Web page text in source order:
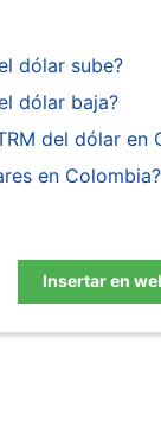
dólar sube?
dólar baja?
del dólar en
en Colombia?
Insertar en